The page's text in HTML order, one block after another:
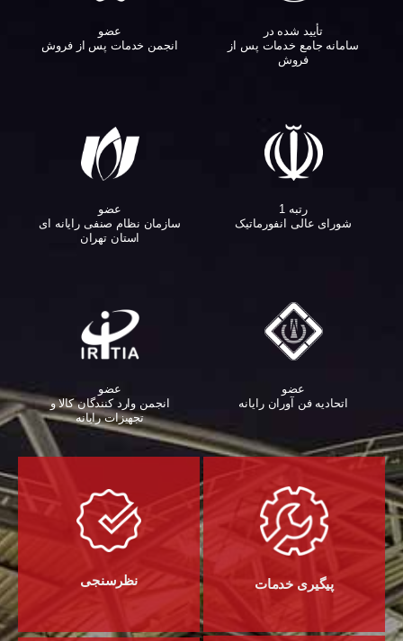
تأیید شده در
سامانه جامع خدمات پس از
فروش
عضو
انجمن خدمات پس از فروش
رتبه 1
شورای عالی انفورماتیک
عضو
سازمان نظام صنفی رایانه ای
استان تهران
عضو
اتحادیه فن آوران رایانه
عضو
انجمن وارد کنندگان کالا و
تجهیزات رایانه‌
پیگیری خدمات نظرسنجی